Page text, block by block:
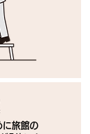
に旅館の